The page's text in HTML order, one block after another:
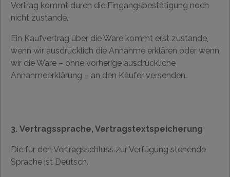
Vertrag kommt durch die Eingangsbestätigung noch
nicht zustande.
Ein Kaufvertrag über die Ware kommt erst zustande,
wenn wir ausdrücklich die Annahme erklären oder wenn
wir die Ware – ohne vorherige ausdrückliche
Annahmeerklärung – an den Käufer versenden.
3. Vertragssprache, Vertragstextspeicherung
Die für den Vertragsschluss zur Verfügung stehende
Sprache ist Deutsch.